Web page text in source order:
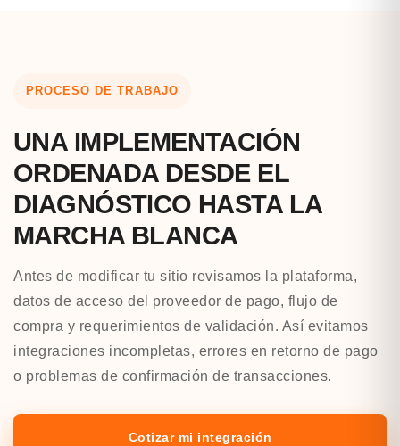
PROCESO DE TRABAJO
UNA IMPLEMENTACIÓN
ORDENADA DESDE EL
DIAGNÓSTICO HASTA LA
MARCHA BLANCA
Antes de modificar tu sitio revisamos la plataforma,
datos de acceso del proveedor de pago, flujo de
compra y requerimientos de validación. Así evitamos
integraciones incompletas, errores en retorno de pago
o problemas de confirmación de transacciones.
Cotizar mi integración